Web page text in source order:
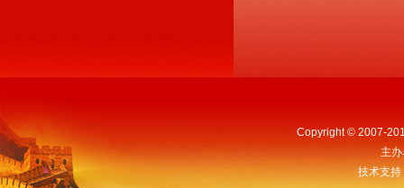
Copyright © 2007-
主
技术支持